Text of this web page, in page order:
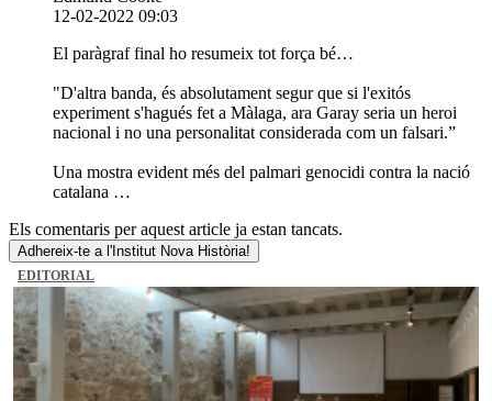
12-02-2022 09:03
El paràgraf final ho resumeix tot força bé…
"D'altra banda, és absolutament segur que si l'exitós
experiment s'hagués fet a Màlaga, ara Garay seria un heroi
nacional i no una personalitat considerada com un falsari.”
Una mostra evident més del palmari genocidi contra la nació
catalana …
Els comentaris per aquest article ja estan tancats.
Adhereix-te a l'Institut Nova Història!
EDITORIAL